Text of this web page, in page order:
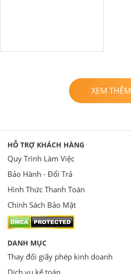
XEM THÊM
HỖ TRỢ KHÁCH HÀNG
Quy Trình Làm Việc
Bảo Hành - Đổi Trả
Hình Thức Thanh Toán
Chính Sách Bảo Mật
DANH MỤC
Thay đổi giấy phép kinh doanh
Dịch vụ kế toán